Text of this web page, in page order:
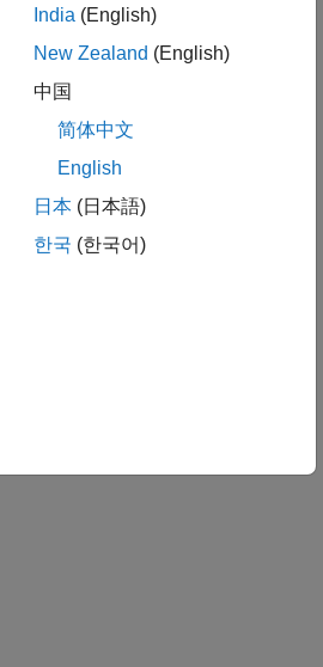
India (English)
New Zealand (English)
中国
简体中文
English
日本 (日本語)
한국 (한국어)